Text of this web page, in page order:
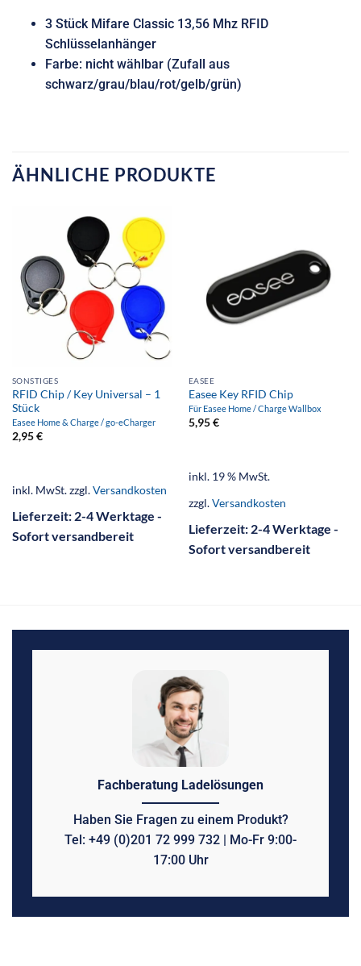
3 Stück Mifare Classic 13,56 Mhz RFID
Schlüsselanhänger
Farbe: nicht wählbar (Zufall aus
schwarz/grau/blau/rot/gelb/grün)
ÄHNLICHE PRODUKTE
SONSTIGES
RFID Chip / Key Universal – 1
Stück
Easee Home & Charge / go-eCharger
2,95€
inkl. MwSt.zzgl.Versandkosten
Lieferzeit: 2-4 Werktage -
Sofort versandbereit
EASEE
Easee Key RFID Chip
Für Easee Home / Charge Wallbox
5,95€
inkl. 19 % MwSt.
zzgl.Versandkosten
Lieferzeit: 2-4 Werktage -
Sofort versandbereit
Fachberatung Ladelösungen
Haben Sie Fragen zu einem Produkt?
Tel: +49 (0)201 72 999 732 | Mo-Fr 9:00-
17:00 Uhr